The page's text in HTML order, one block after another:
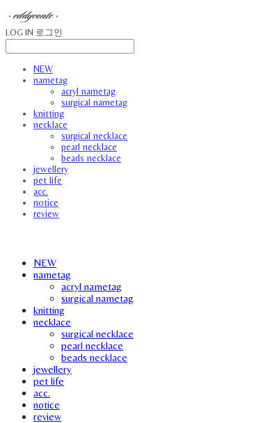
LOG IN 로그인
NEW
nametag
acryl nametag
surgical nametag
knitting
necklace
surgical necklace
pearl necklace
beads necklace
jewellery
pet life
acc.
notice
review
NEW
nametag
acryl nametag
surgical nametag
knitting
necklace
surgical necklace
pearl necklace
beads necklace
jewellery
pet life
acc.
notice
review